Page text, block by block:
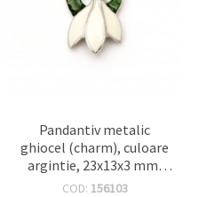
Pandantiv metalic
ghiocel (charm), culoare
argintie, 23x13x3 mm,
orificiu 1,5 mm - 2 bucăți
COD: 156103